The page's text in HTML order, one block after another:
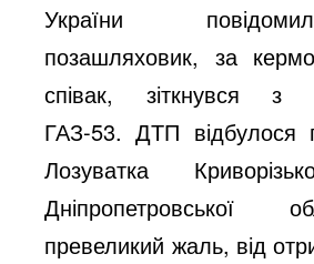
України
позашляховик, за
співак, зіткнувся з
ГАЗ-53. ДТП відбулося
Лозуватка
Дніпропетровської
превеликий жаль, від